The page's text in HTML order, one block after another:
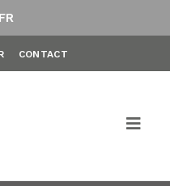
FR
CONTACT